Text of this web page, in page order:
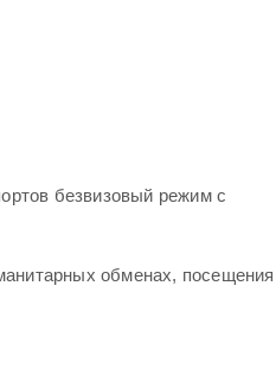
безвизовый режим с
обменах, посещения